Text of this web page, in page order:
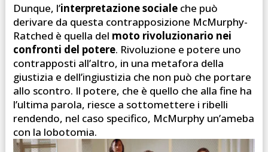
Dunque, l’interpretazione socialeche può
derivare da questa contrapposizione McMurphy-
Ratched è quella del moto rivoluzionario nei
confronti del potere. Rivoluzione e potere uno
contrapposti all’altro, in una metafora della
giustizia e dell’ingiustizia che non può che portare
allo scontro. Il potere, che è quello che alla fine ha
l’ultima parola, riesce a sottomettere i ribelli
rendendo, nel caso specifico, McMurphy un’ameba
con la lobotomia.